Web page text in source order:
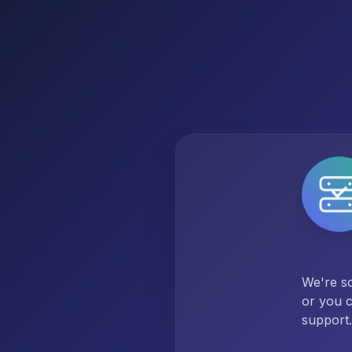
We're
or you
support.